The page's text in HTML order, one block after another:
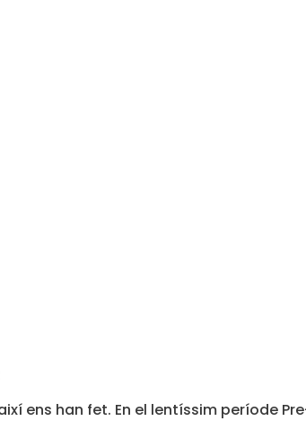
ens han fet. En el lentíssim període